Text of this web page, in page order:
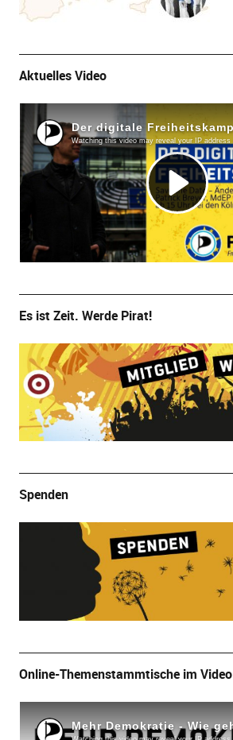
Aktuelles Video
Es ist Zeit. Werde Pirat!
Spenden
Online-Themenstammtische im Video